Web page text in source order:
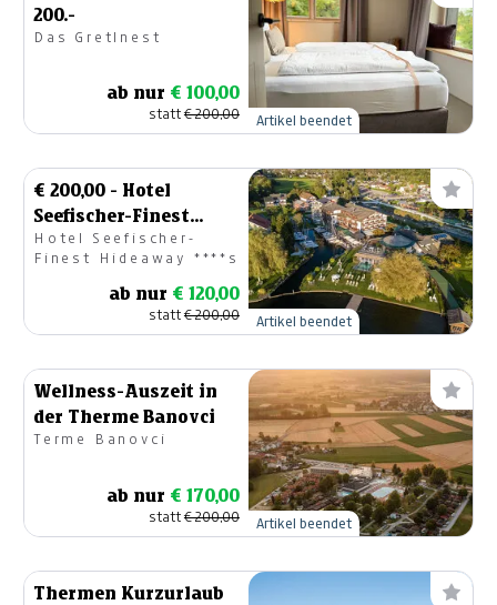
200.-
Das Gretlnest
ab nur € 100,00
statt€ 200,00 Artikel beendet
€ 200,00 - Hotel
Seefischer-Finest
Hideaway ****s
Gutschein
Hotel Seefischer-
Finest Hideaway ****s
ab nur € 120,00
statt€ 200,00 Artikel beendet
Wellness-Auszeit in
der Therme Banovci
Terme Banovci
ab nur € 170,00
statt€ 200,00 Artikel beendet
Thermen Kurzurlaub